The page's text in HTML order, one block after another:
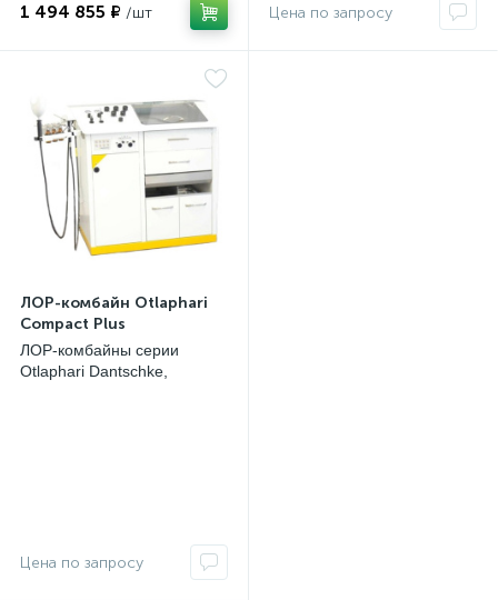
1 494 855 ₽
ЛОР-комбайн Otlaphari
Compact Plus
ЛОР-комбайны серии
Otlaphari Dantschke,